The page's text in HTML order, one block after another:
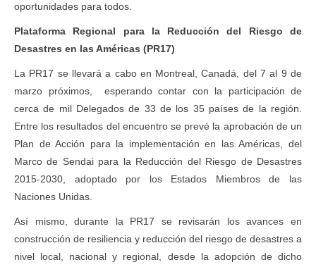
oportunidades para todos.
Plataforma Regional para la Reducción del Riesgo de
Desastres en las Américas (PR17)
La PR17 se llevará a cabo en Montreal, Canadá, del 7 al 9 de
marzo próximos, esperando contar con la participación de
cerca de mil Delegados de 33 de los 35 países de la región.
Entre los resultados del encuentro se prevé la aprobación de un
Plan de Acción para la implementación en las Américas, del
Marco de Sendai para la Reducción del Riesgo de Desastres
2015-2030, adoptado por los Estados Miembros de las
Naciones Unidas.
Así mismo, durante la PR17 se revisarán los avances en
construcción de resiliencia y reducción del riesgo de desastres a
nivel local, nacional y regional, desde la adopción de dicho